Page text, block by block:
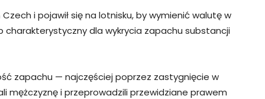
i pojawił się na lotnisku, by wymienić walutę w
charakterystyczny dla wykrycia zapachu substancji
zapachu — najczęściej poprzez zastygnięcie w
mężczyznę i przeprowadzili przewidziane prawem